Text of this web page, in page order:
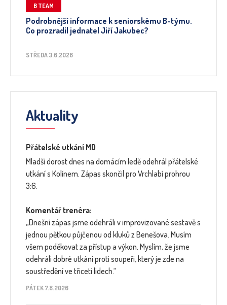
B TEAM
Podrobnější informace k seniorskému B-týmu.
Co prozradil jednatel Jiří Jakubec?
STŘEDA 3.6.2026
Aktuality
Přátelské utkání MD
Mladší dorost dnes na domácím ledě odehrál přátelské
utkání s Kolínem. Zápas skončil pro Vrchlabí prohrou
3:6.
Komentář trenéra:
„Dnešní zápas jsme odehráli v improvizované sestavě s
jednou pětkou půjčenou od kluků z Benešova. Musím
všem poděkovat za přístup a výkon. Myslím, že jsme
odehráli dobré utkání proti soupeři, který je zde na
soustředění ve třiceti lidech.“
PÁTEK 7.8.2026